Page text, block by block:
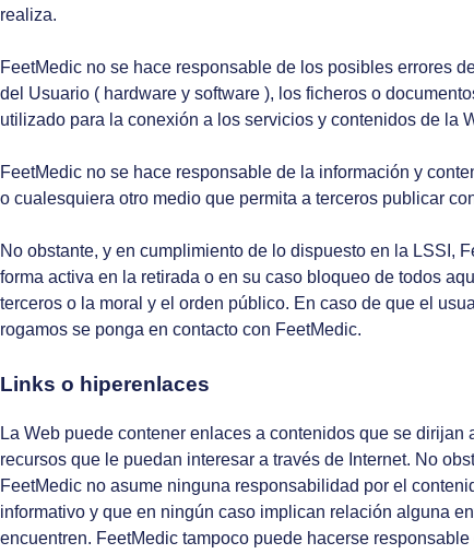
realiza.
FeetMedic no se hace responsable de los posibles errores
del Usuario ( hardware y software ), los ficheros o
utilizado para la conexión a los servicios y contenidos de la
FeetMedic no se hace responsable de la información y
o cualesquiera otro medio que permita a terceros publicar
No obstante, y en cumplimiento de lo dispuesto en la LSSI,
forma activa en la retirada o en su caso bloqueo de todos
terceros o la moral y el orden público. En caso de que el
rogamos se ponga en contacto con FeetMedic.
Links o hiperenlaces
La Web puede contener enlaces a contenidos que se
recursos que le puedan interesar a través de Internet. No
FeetMedic no asume ninguna responsabilidad por el
informativo y que en ningún caso implican relación alguna
encuentren. FeetMedic tampoco puede hacerse